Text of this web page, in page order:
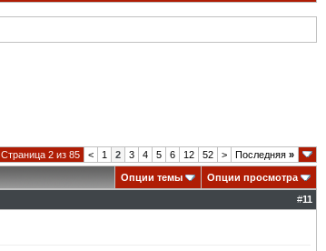
Страница 2 из 85 < 1 2 3 4 5 6 12 52 > Последняя »
Опции темы
Опции просмотра
#11